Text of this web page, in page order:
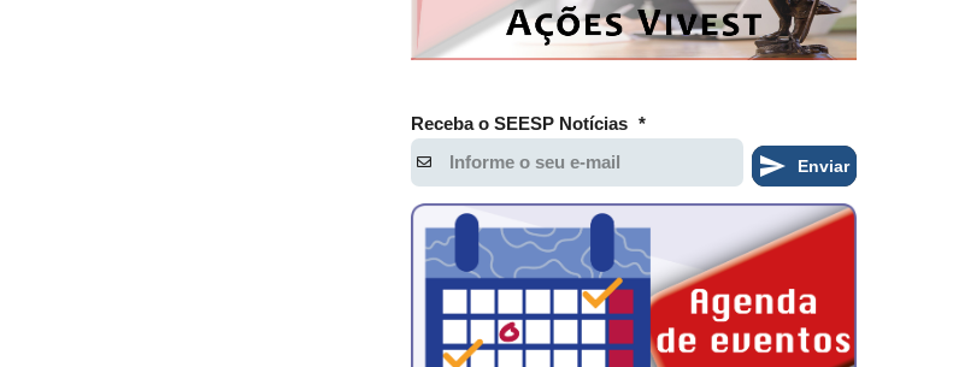
Receba o SEESP Notícias *
Enviar